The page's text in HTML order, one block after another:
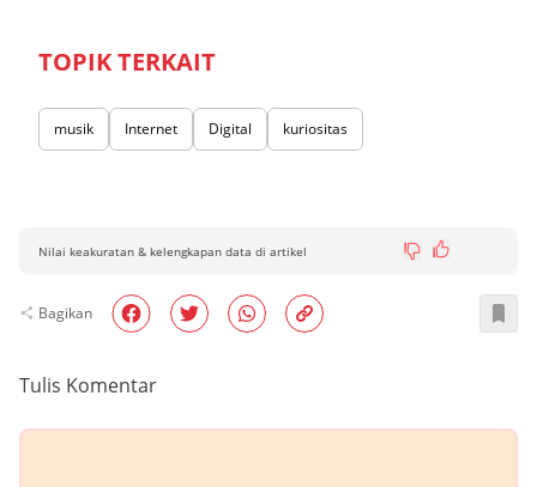
TOPIK TERKAIT
musik Internet Digital kuriositas
Nilai keakuratan & kelengkapan data di artikel
Bagikan
Tulis Komentar